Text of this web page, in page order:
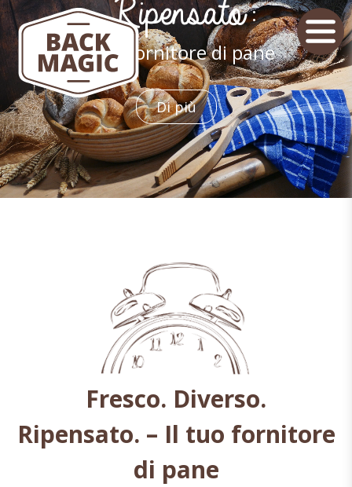
Ripensato:
Il tuo fornitore di pane
Di più
Fresco. Diverso.
Ripensato. – Il tuo fornitore
di pane